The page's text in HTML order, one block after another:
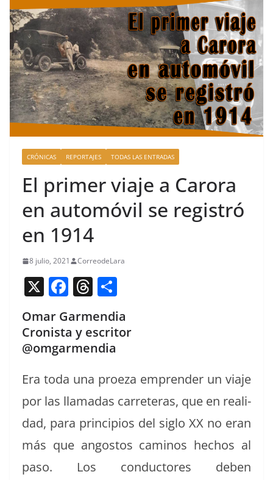
CRÓNICAS REPORTAJES TODAS LAS ENTRADAS
El primer viaje a Carora
en automóvil se registró
en 1914
8 julio, 2021 CorreodeLara
X F
c
e
o
o
k
T
re
a
s
o
m
p
tir
Omar Garmendia
Cronista y escritor
@omgarmendia
Era toda una proeza empren­der un via­je
por las lla­madas car­reteras, que en real­i­
dad, para prin­ci­p­ios del siglo XX no eran
más que angos­tos caminos hechos al
paso. Los con­duc­tores deben